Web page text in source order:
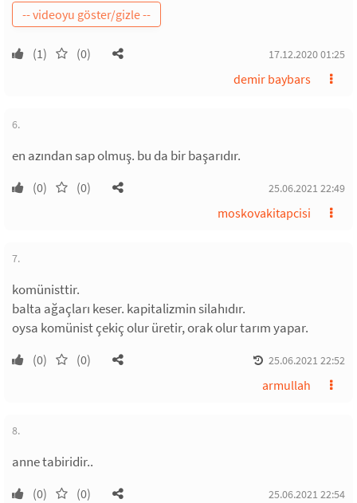
(1) (0) 17.12.2020 01:25
demir baybars
6.
en azından sap olmuş. bu da bir başarıdır.
(0) (0) 25.06.2021 22:49
moskovakitapcisi
7.
komünisttir.
balta ağaçları keser. kapitalizmin silahıdır.
oysa komünist çekiç olur üretir, orak olur tarım yapar.
(0) (0) 25.06.2021 22:52
armullah
8.
anne tabiridir..
(0) (0) 25.06.2021 22:54